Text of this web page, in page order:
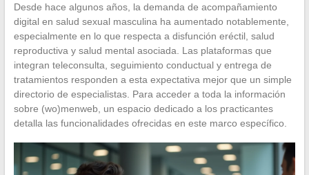
Desde hace algunos años, la demanda de acompañamiento
digital en salud sexual masculina ha aumentado notablemente,
especialmente en lo que respecta a disfunción eréctil, salud
reproductiva y salud mental asociada. Las plataformas que
integran teleconsulta, seguimiento conductual y entrega de
tratamientos responden a esta expectativa mejor que un simple
directorio de especialistas. Para acceder a toda la información
sobre (wo)menweb, un espacio dedicado a los practicantes
detalla las funcionalidades ofrecidas en este marco específico.